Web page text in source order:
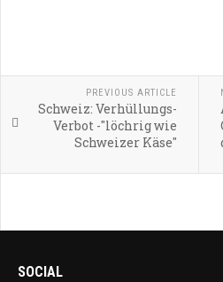
PREVIOUS ARTICLE
Schweiz: Verhüllungs-
Verbot -"löchrig wie
Schweizer Käse"
SOCIAL